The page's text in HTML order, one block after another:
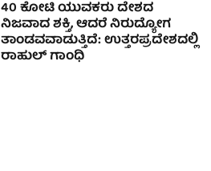
40 ಕೋಟಿ ಯುವಕರು ದೇಶದ
ನಿಜವಾದ ಶಕ್ತಿ, ಆದರೆ ನಿರುದ್ಯೋಗ
ತಾಂಡವವಾಡುತ್ತಿದೆ: ಉತ್ತರಪ್ರದೇಶದಲ್ಲಿ
ರಾಹುಲ್ ಗಾಂಧಿ